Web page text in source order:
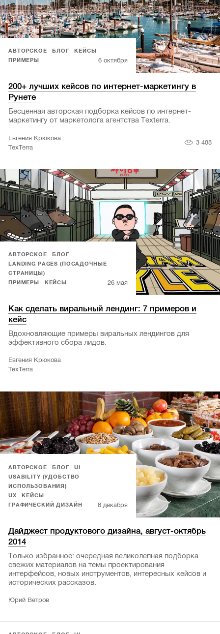
АВТОРСКОЕ БЛОГ
КЕЙСЫ
ПРИМЕРЫ
6 октября
200+ лучших кейсов по интернет-маркетингу в
Рунете
Бесценная авторская подборка кейсов по интернет-
маркетингу от маркетолога агентства Texterra.
Евгения Крюкова
TexTerra
3 488
АВТОРСКОЕ
БЛОГ
LANDING PAGES (ПОСАДОЧНЫЕ
СТРАНИЦЫ)
ПРИМЕРЫ
КЕЙСЫ 26 мая
Как сделать виральный лендинг: 7 примеров и
кейс
Вдохновляющие примеры виральных лендингов для
эффективного сбора лидов.
Евгения Крюкова
TexTerra
АВТОРСКОЕ БЛОГ
UI
USABILITY (УДОБСТВО
ИСПОЛЬЗОВАНИЯ)
UX
КЕЙСЫ
ГРАФИЧЕСКИЙ ДИЗАЙН
8 декабря
Дайджест продуктового дизайна, август-октябрь
2014
Только избранное: очередная великолепная подборка
свежих материалов на темы проектирования
интерфейсов, новых инструментов, интересных кейсов и
исторических рассказов.
Юрий Ветров